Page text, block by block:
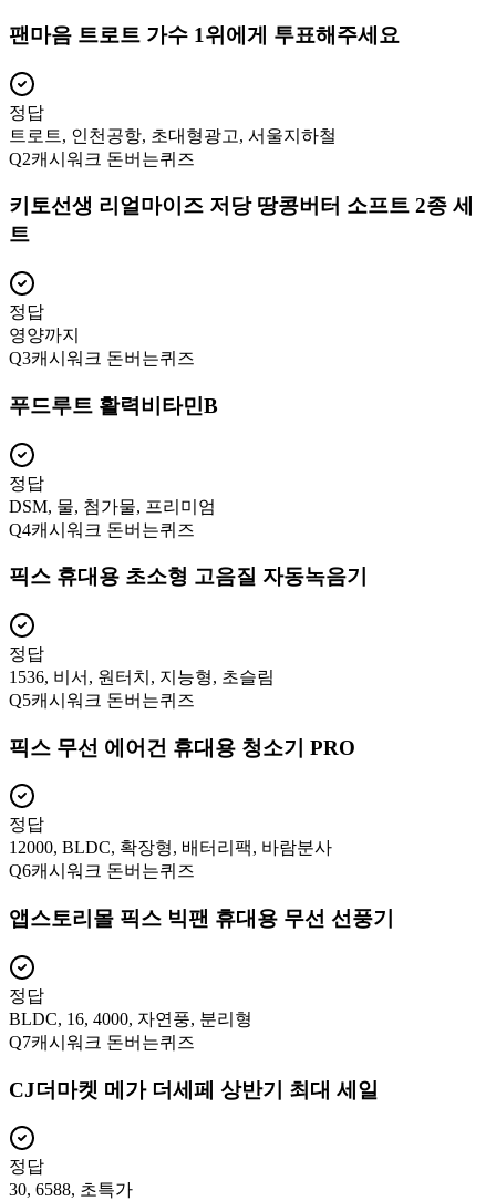
팬마음 트로트 가수 1위에게 투표해주세요
정답
트로트, 인천공항, 초대형광고, 서울지하철
Q2캐시워크 돈버는퀴즈
키토선생 리얼마이즈 저당 땅콩버터 소프트 2종 세
트
정답
영양까지
Q3캐시워크 돈버는퀴즈
푸드루트 활력비타민B
정답
DSM, 물, 첨가물, 프리미엄
Q4캐시워크 돈버는퀴즈
픽스 휴대용 초소형 고음질 자동녹음기
정답
1536, 비서, 원터치, 지능형, 초슬림
Q5캐시워크 돈버는퀴즈
픽스 무선 에어건 휴대용 청소기 PRO
정답
12000, BLDC, 확장형, 배터리팩, 바람분사
Q6캐시워크 돈버는퀴즈
앱스토리몰 픽스 빅팬 휴대용 무선 선풍기
정답
BLDC, 16, 4000, 자연풍, 분리형
Q7캐시워크 돈버는퀴즈
CJ더마켓 메가 더세페 상반기 최대 세일
정답
30, 6588, 초특가